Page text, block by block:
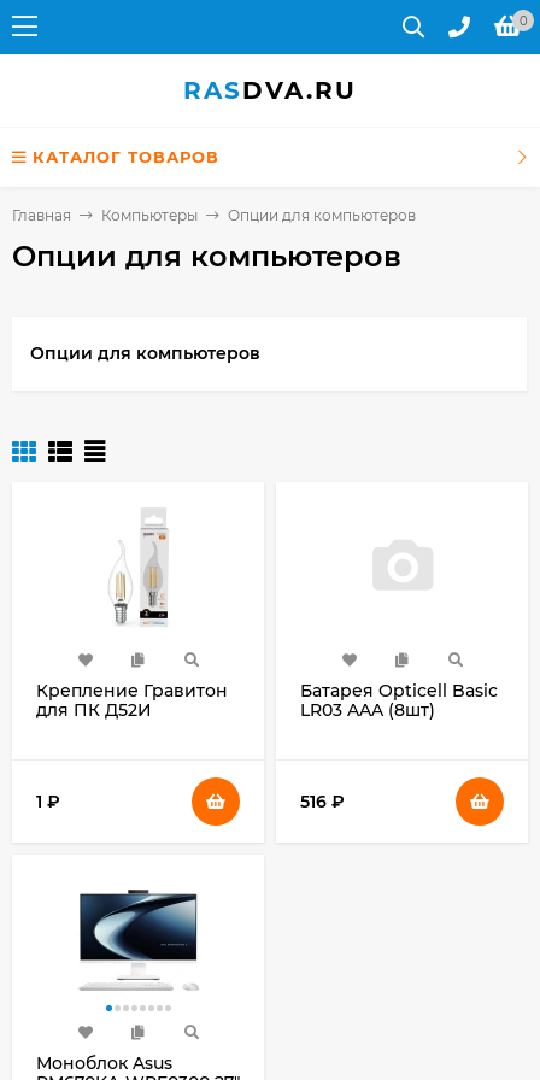
0
RASDVA.RU
КАТАЛОГ ТОВАРОВ
Главная Компьютеры Опции для компьютеров
Опции для компьютеров
Опции для компьютеров
Крепление Гравитон
для ПК Д52И
1 ₽
Батарея Opticell Basic
LR03 AAA (8шт)
516 ₽
Моноблок Asus